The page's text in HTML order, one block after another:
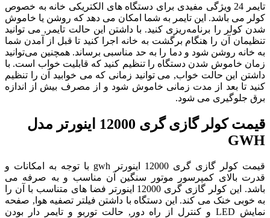
تایمر 24 ویژگی مفیدی برای دستگاه های الکتریکی خانه به خصوص
کولر می باشد. این تایمر به شما امکان می دهد که روشن یا خاموش
شدن کولر را برنامه‌ریزی کنید. با داشتن این حالت تایمر, می توانید
تنظیمان آن را هنگام برگشت به خانه اجرا کنید تا قبل از آمدن شما
به خانه روشن شود و دما را به حد مناسبی برساند. همچنین می‌توانید
زمان خاموش شدن دستگاه را تنظیم کنید که قابلیت خواب است. با
داشتن این حالت خواب, می توانید زمانی که می خوابید آن را تنظیم
کنید تا بعد از مدت زمانی خاموش شود و از مصرف بیش از اندازه
برق جلوگیری می شود.
قیمت کولر گازی گری 12000 اینورتر مدل
GWH
قیمت کولر گازی گری 12000 اینورتر gwh با توجه به امکانات و
قدرت بالای کمپرسور موتور سنگین آن مناسب و به صرفه می
باشد. این کولر گازی گری 12000 اینورتر فضا های متناسب با آن را
به خوبی خنک می کند. این دستگاه با داشتن فیلتر تصفیه هوا, صفحه
نمایش LED و کنترل از راه دور, حالت توربو و تایمر دار بودن